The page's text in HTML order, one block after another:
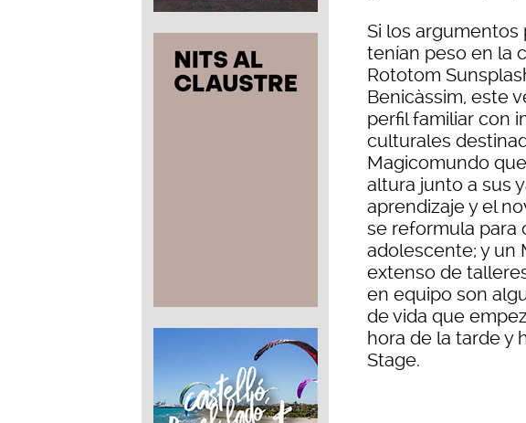
Si los argumentos
tenían peso en la
Rototom
Benicàssim, este
perfil familiar con
culturales
Magicomundo
altura junto a sus
aprendizaje y el
se reformula para
adolescente; y un
extenso de
en equipo son
de vida que
hora de la tarde y
Stage.